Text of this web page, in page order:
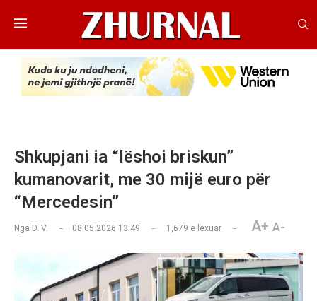
Shkupjani ia “lëshoi briskun”
kumanovarit, me 30 mijë euro për
“Mercedesin”
Nga D. V. 08.05.2026 13:49 1,679 e lexuar A+ A-